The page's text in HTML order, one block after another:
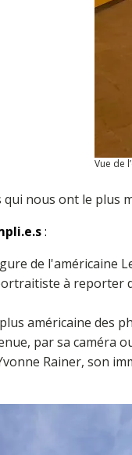
Vue de
nous ont le plus
:
de l'américaine
à reporter
américaine des
par sa caméra
Rainer, son